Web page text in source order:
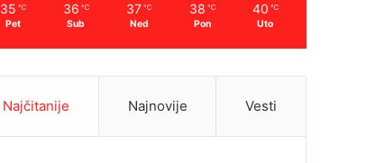
35 ℃
Pet
36 ℃
Sub
37 ℃
Ned
38 ℃
Pon
40 ℃
Uto
Najčitanije Najnovije Vesti